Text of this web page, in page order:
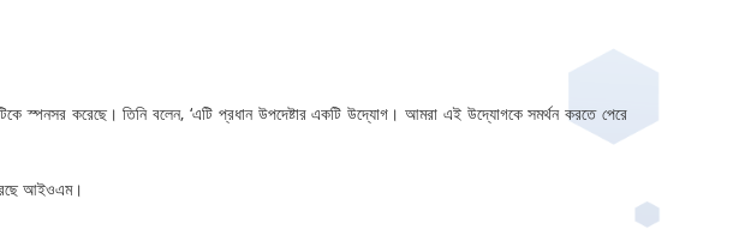
স্পনসর করেছে। তিনি বলেন, ‘এটি প্রধান উপদেষ্টার একটি উদ্যোগ। আমরা এই উদ্যোগকে সমর্থন করতে পেরে
আইওএম।